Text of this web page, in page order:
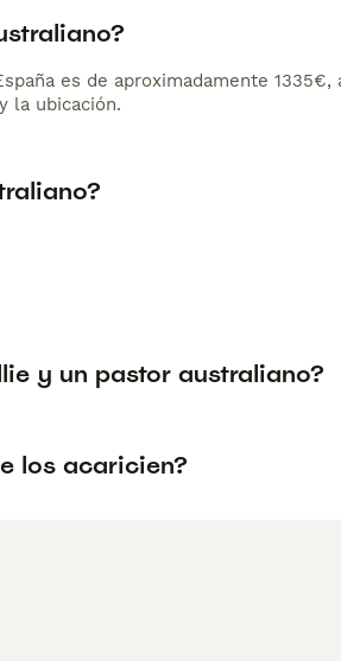
es de aproximadamente
la ubicación.
y un pastor australiano?
los acaricien?